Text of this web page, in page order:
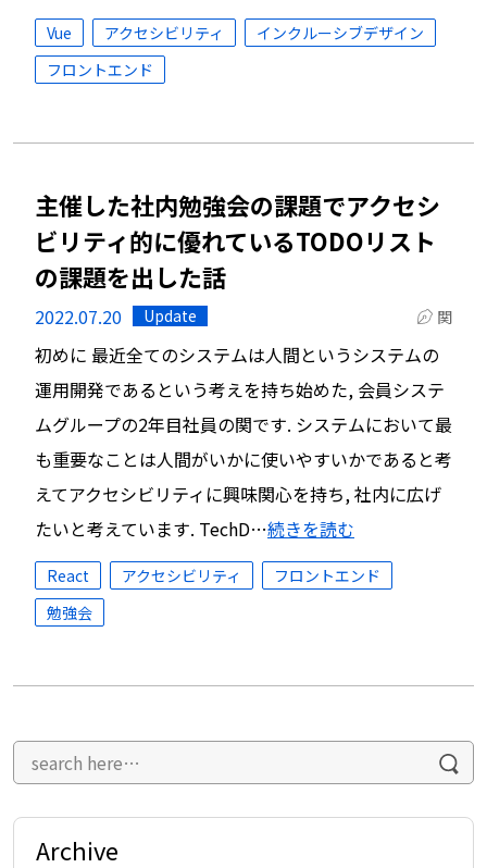
Vue アクセシビリティ
インクルーシブデザイン
フロントエンド
主催した社内勉強会の課題でアクセシ
ビリティ的に優れているTODOリスト
の課題を出した話
2022.07.20 Update 関
初めに 最近全てのシステムは人間というシステムの
運用開発であるという考えを持ち始めた, 会員システ
ムグループの2年目社員の関です. システムにおいて最
も重要なことは人間がいかに使いやすいかであると考
えてアクセシビリティに興味関心を持ち, 社内に広げ
たいと考えています. TechD…続きを読む
React アクセシビリティ
フロントエンド
勉強会
Archive